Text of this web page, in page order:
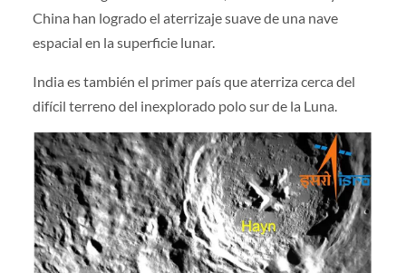
China han logrado el aterrizaje suave de una nave
espacial en la superficie lunar.
India es también el primer país que aterriza cerca del
difícil terreno del inexplorado polo sur de la Luna.